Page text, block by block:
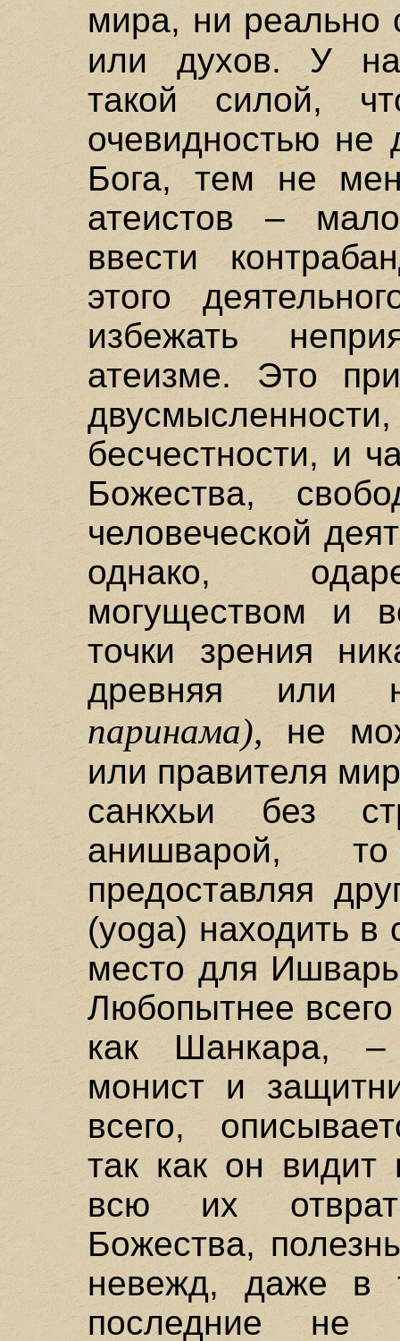
мира, ни реально
или духов. У
такой силой,
очевидностью не
Бога, тем не
атеистов –
ввести
этого
избежать
атеизме. Это
бесчестности, и
Божества,
человеческой
однако,
могуществом и
точки зрения
древняя или
паринама),не
или правителя
санкхьи без
анишварой,
предоставляя
(yoga) находить в
место для
Любопытнее
как Шанкара, –
монист и
всего,
так как он
всю их
Божества,
невежд, даже в
последние не